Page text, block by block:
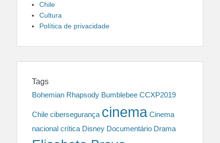
Chile
Cultura
Política de privacidade
Tags
Bohemian Rhapsody Bumblebee CCXP2019
Chile cibersegurança cinema Cinema
nacional crítica Disney Documentário Drama